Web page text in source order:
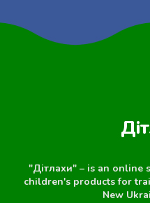
"Дітлахи" – is an online
children's products for
New